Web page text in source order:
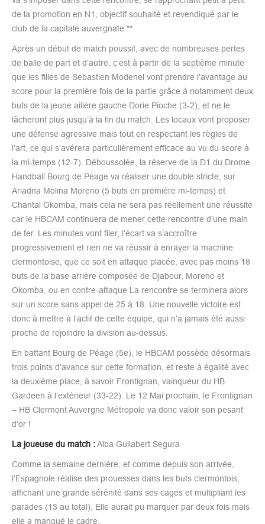
de la promotion en N1, objectif souhaité et revendiqué par le
club de la capitale auvergnate.**
Après un début de match poussif, avec de nombreuses pertes
de balle de part et d’autre, c’est à partir de la septième minute
que les filles de Sebastien Modenel vont prendre l’avantage au
score pour la première fois de la partie grâce à notamment deux
buts de la jeune ailière gauche Dorie Pioche (3-2), et ne le
lâcheront plus jusqu’à la fin du match. Les locaux vont proposer
une défense agressive mais tout en respectant les règles de
l’art, ce qui s’avérera particulièrement efficace au vu du score à
la mi-temps (12-7). Déboussolée, la réserve de la D1 du Drome
Handball Bourg de Péage va réaliser une double stricte, sur
Ariadna Molina Moreno (5 buts en première mi-temps) et
Chantal Okomba, mais cela ne sera pas réellement une réussite
car le HBCAM continuera de mener cette rencontre d’une main
de fer. Les minutes vont filer, l’écart va s’accroître
progressivement et rien ne va réussir à enrayer la machine
clermontoise, que ce soit en attaque placée, avec pas moins 18
buts de la base arrière composée de Djabour, Moreno et
Okomba, ou en contre-attaque La rencontre se terminera alors
sur un score sans appel de 25 à 18. Une nouvelle victoire est
donc à mettre à l’actif de cette équipe, qui n’a jamais été aussi
proche de rejoindre la division au-dessus.
En battant Bourg de Péage (5e), le HBCAM possède désormais
trois points d’avance sur cette formation, et reste à égalité avec
la deuxième place, à savoir Frontignan, vainqueur du HB
Gardeen à l’extérieur (33-22). Le 12 Mai prochain, le Frontignan
– HB Clermont Auvergne Métropole va donc valoir son pesant
d’or !
La joueuse du match :Alba Guilabert Segura.
Comme la semaine dernière, et comme depuis son arrivée,
l’Espagnole réalise des prouesses dans les buts clermontois,
affichant une grande sérénité dans ses cages et multipliant les
parades (13 au total). Elle aurait pu marquer par deux fois mais
elle a manqué le cadre.